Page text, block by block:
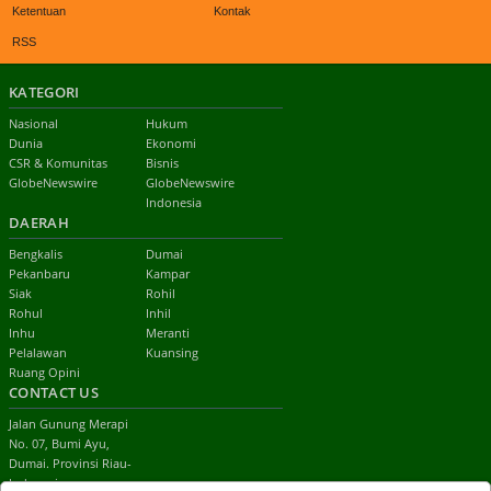
Ketentuan Kontak
RSS
KATEGORI
Nasional
Hukum
Dunia
Ekonomi
CSR & Komunitas
Bisnis
GlobeNewswire
GlobeNewswire
Indonesia
DAERAH
Bengkalis
Dumai
Pekanbaru
Kampar
Siak
Rohil
Rohul
Inhil
Inhu
Meranti
Pelalawan
Kuansing
Ruang Opini
CONTACT US
Jalan Gunung Merapi
No. 07, Bumi Ayu,
Dumai. Provinsi Riau-
Indonesia